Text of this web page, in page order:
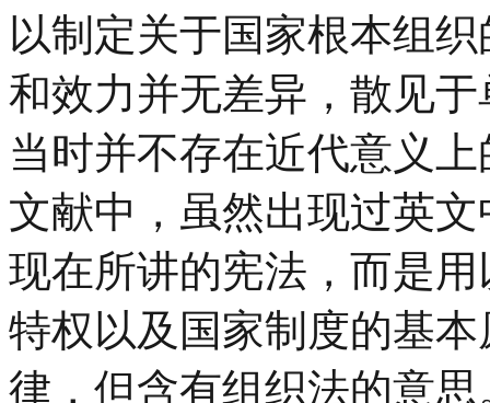
以制定关于国家根本组
和效力并无差异，散见
当时并不存在近代意义
文献中，虽然出现过英
现在所讲的宪法，而是
特权以及国家制度的基
律，但含有组织法的意